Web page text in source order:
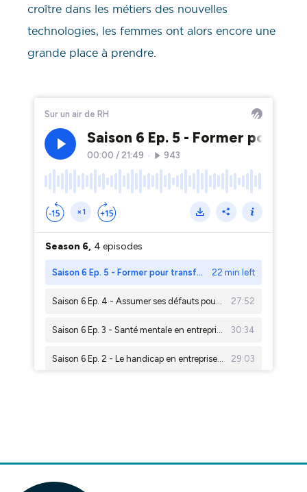
croître dans les métiers des nouvelles
technologies, les femmes ont alors encore une
grande place à prendre.